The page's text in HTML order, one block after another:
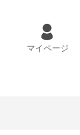
マイページ